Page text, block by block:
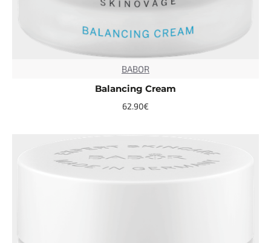
BABOR
Balancing Cream
62.90€